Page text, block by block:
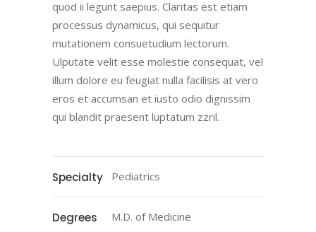
quod ii legunt saepius. Claritas est etiam
processus dynamicus, qui sequitur
mutationem consuetudium lectorum.
Ulputate velit esse molestie consequat, vel
illum dolore eu feugiat nulla facilisis at vero
eros et accumsan et iusto odio dignissim
qui blandit praesent luptatum zzril.
Specialty Pediatrics
Degrees M.D. of Medicine